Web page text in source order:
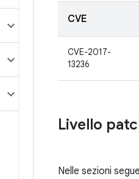
CVE
CVE-2017-
13236
Livello
Nelle sezioni